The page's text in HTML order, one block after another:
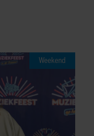
Weekend